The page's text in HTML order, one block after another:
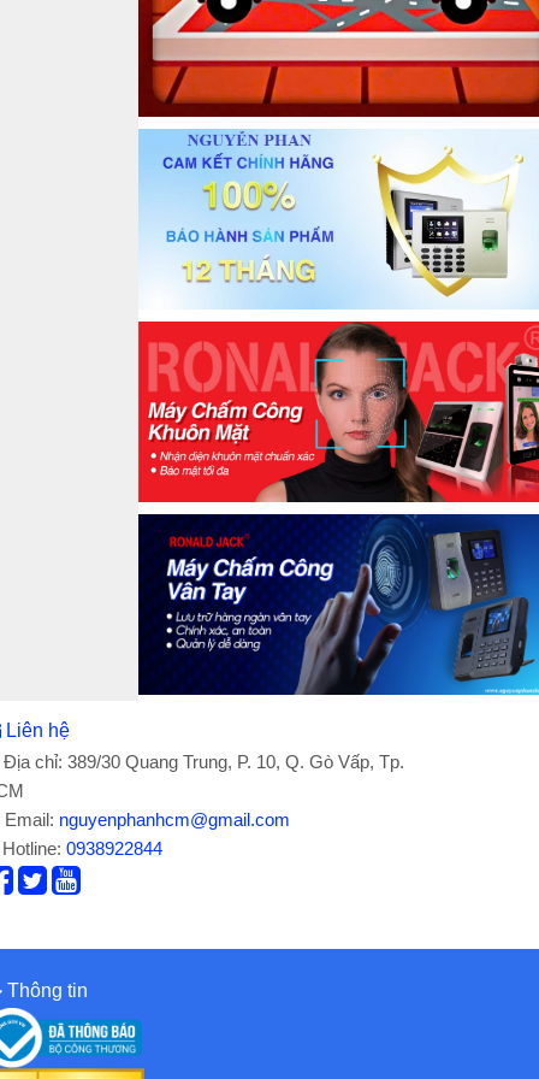
Liên hệ
Địa chỉ: 389/30 Quang Trung, P. 10, Q. Gò Vấp, Tp.
Email: nguyenphanhcm@gmail.com
0938922844
Thông tin